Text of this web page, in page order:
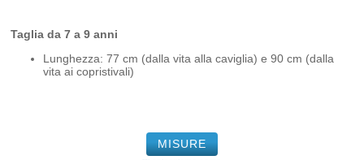
Taglia da 7 a 9 anni
Lunghezza: 77 cm (dalla vita alla caviglia) e 90 cm (dalla
vita ai copristivali)
MISURE